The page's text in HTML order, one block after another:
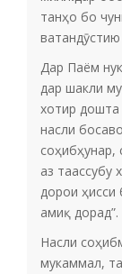
танҳо бо
Дар Паём
дар шакли
хотир
насли
аз таассубу
дорои ҳисси
амиқ дорад”.
Насли
мукаммал,